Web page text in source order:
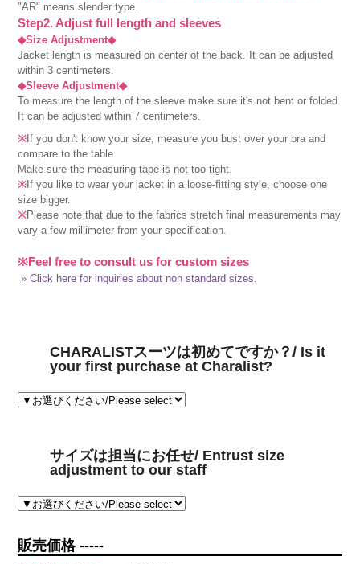
"AR" means slender type.
Step2. Adjust full length and sleeves
◆Size Adjustment◆
Jacket length is measured on center of the back. It can be adjusted
within 3 centimeters.
◆Sleeve Adjustment◆
To measure the length of the sleeve make sure it's not bent or folded.
It can be adjusted within 7 centimeters.
※ If you don't know your size, measure you bust over your bra and
compare to the table.
Make sure the measuring tape is not too tight.
※ If you like to wear your jacket in a loose-fitting style, choose one
size bigger.
※Please note that due to the fabrics stretch final measurements may
vary a few millimeter from your specification.
※Feel free to consult us for custom sizes
» Click here for inquiries about non standard sizes.
CHARALISTスーツは初めてですか？/ Is it
your first purchase at Charalist?
サイズは担当にお任せ/ Entrust size
adjustment to our staff
販売価格 -----